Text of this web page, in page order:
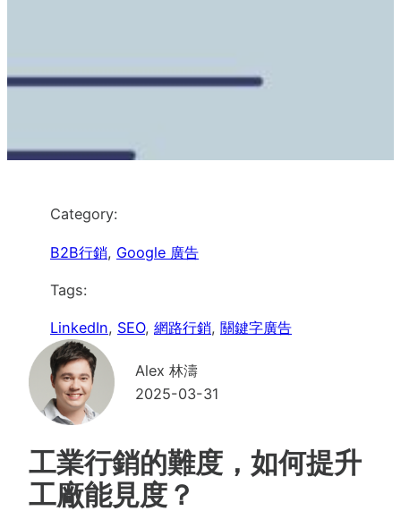
Category:
B2B行銷, Google 廣告
Tags:
LinkedIn, SEO, 網路行銷, 關鍵字廣告
Alex 林濤
2025-03-31
工業行銷的難度，如何提升
工廠能見度？